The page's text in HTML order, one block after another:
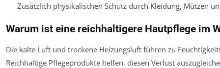
Zusätzlich physikalischen Schutz durch Kleidung, Mützen
Warum ist eine reichhaltigere Hautpflege im
Die kalte Luft und trockene Heizungsluft führen zu
Reichhaltige Pflegeprodukte helfen, diesen Verlust